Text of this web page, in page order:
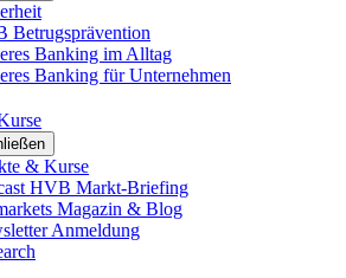
Betrugsprävention
Banking im Alltag
Banking für Unternehmen
& Kurse
HVB Markt-Briefing
Magazin & Blog
Anmeldung